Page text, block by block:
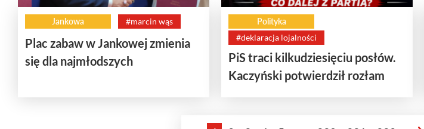
Jankowa #marcin wąs
Plac zabaw w Jankowej zmienia
się dla najmłodszych
Polityka
#deklaracja lojalności
PiS traci kilkudziesięciu posłów.
Kaczyński potwierdził rozłam